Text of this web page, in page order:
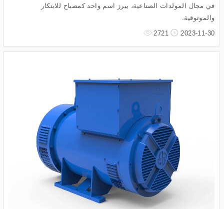
في مجال المولدات الصناعية، يبرز اسم واحد كمصباح للابتكار
والموثوقية.
2023-11-30
2721